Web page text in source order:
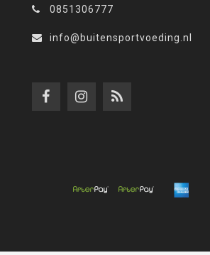
0851306777
info@buitensportvoeding.nl